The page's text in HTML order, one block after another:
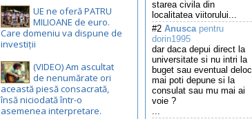
starea civila din
localitatea viitorului...
#2 Anuscapentru
dorin1995
dar daca depui direct la
universitate si nu intri la
buget sau eventual deloc
mai poti depune si la
consulat sau mu mai ai
voie ?
...
UE ne oferă PATRU
MILIOANE de euro.
Care domeniu va dispune de
investiții
(VIDEO) Am ascultat
de nenumărate ori
această piesă consacrată,
însă niciodată într-o
asemenea interpretare.